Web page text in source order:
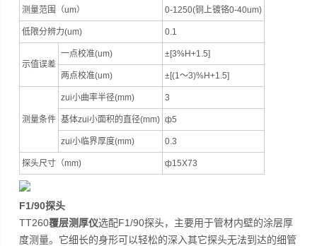
测量范围（um） 0-1250(铜上镀铬0-40um)
低限分辨力(um) 0.1
示值误差
一点校准(um) ±[3%H+1.5]
两点校准(um) ±[(1～3)%H+1.5]
测量条件
zui小曲率半径(mm) 3
基体zui小面积的直径(mm) ф5
zui小临界厚度(mm) 0.3
探头尺寸（mm) ф15X73
F1/90探头
TT260覆层测厚仪选配F1/90探头，主要用于管材内壁的涂层厚
度测量。它细长的身形可以轻松的深入其它探头无法到达的细管